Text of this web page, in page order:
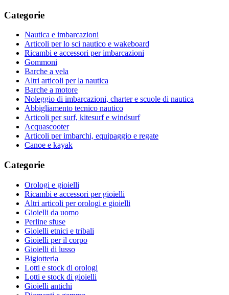
Categorie
Nautica e imbarcazioni
Articoli per lo sci nautico e wakeboard
Ricambi e accessori per imbarcazioni
Gommoni
Barche a vela
Altri articoli per la nautica
Barche a motore
Noleggio di imbarcazioni, charter e scuole di nautica
Abbigliamento tecnico nautico
Articoli per surf, kitesurf e windsurf
Acquascooter
Articoli per imbarchi, equipaggio e regate
Canoe e kayak
Categorie
Orologi e gioielli
Ricambi e accessori per gioielli
Altri articoli per orologi e gioielli
Gioielli da uomo
Perline sfuse
Gioielli etnici e tribali
Gioielli per il corpo
Gioielli di lusso
Bigiotteria
Lotti e stock di orologi
Lotti e stock di gioielli
Gioielli antichi